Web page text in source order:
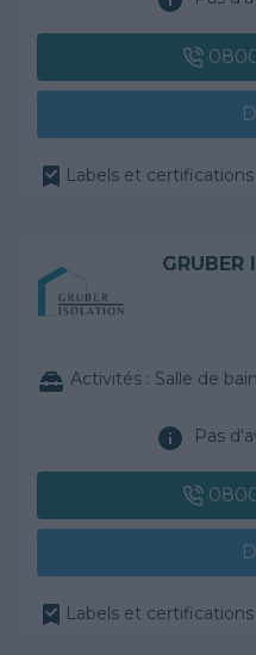
Labels et certifications
GRUBER
Activités : Salle de
Pas
Labels et certifications